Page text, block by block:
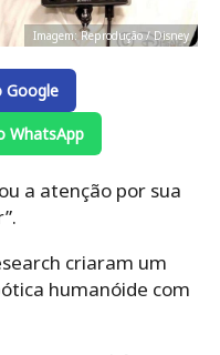
Imagem: Reprodução / Disney
Google
WhatsApp
a atenção por sua
criaram um
humanóide com